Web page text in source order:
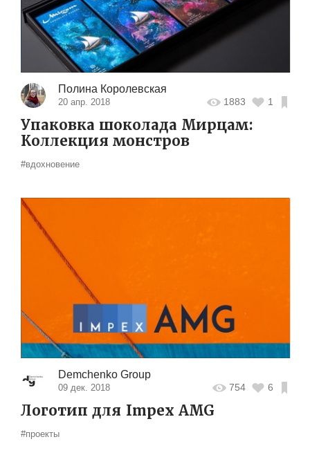
Полина Королевская
20 апр. 2018 1883 1
Упаковка шоколада Мирцам:
Коллекция монстров
#вдохновение
Demchenko Group
09 дек. 2018 754 6
Логотип для Impex AMG
#проекты